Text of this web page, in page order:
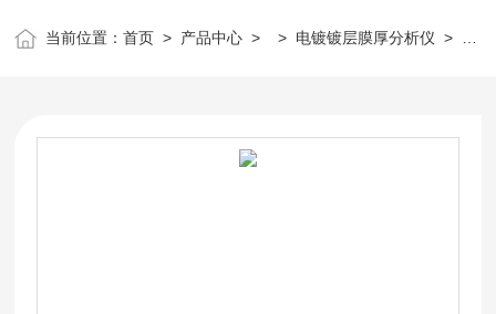
当前位置：首页 > 产品中心 > > 电镀镀层膜厚分析仪 >